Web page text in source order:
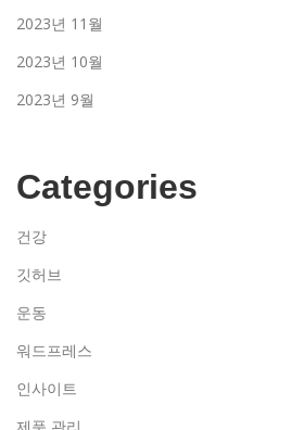
2023년 11월
2023년 10월
2023년 9월
Categories
건강
깃허브
운동
워드프레스
인사이트